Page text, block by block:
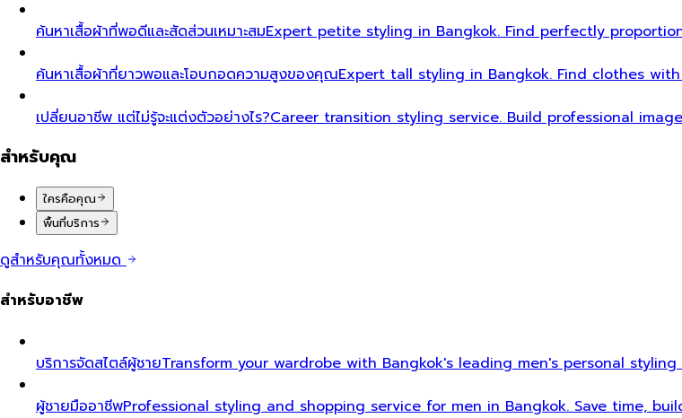
ค้นหาเสื้อผ้าที่พอดีและสัดส่วนเหมาะสมExpert petite styling in Bangkok. Find perfectly
ค้นหาเสื้อผ้าที่ยาวพอและโอบกอดความสูงของคุณExpert tall styling in Bangkok. Find clothes
เปลี่ยนอาชีพ แต่ไม่รู้จะแต่งตัวอย่างไร?Career transition styling service. Build professional
สำหรับคุณ
ใครคือคุณ
พื้นที่บริการ
ดูสำหรับคุณทั้งหมด
สำหรับอาชีพ
บริการจัดสไตล์ผู้ชายTransform your wardrobe with Bangkok's leading men's personal styling
ผู้ชายมืออาชีพProfessional styling and shopping service for men in Bangkok. Save time,